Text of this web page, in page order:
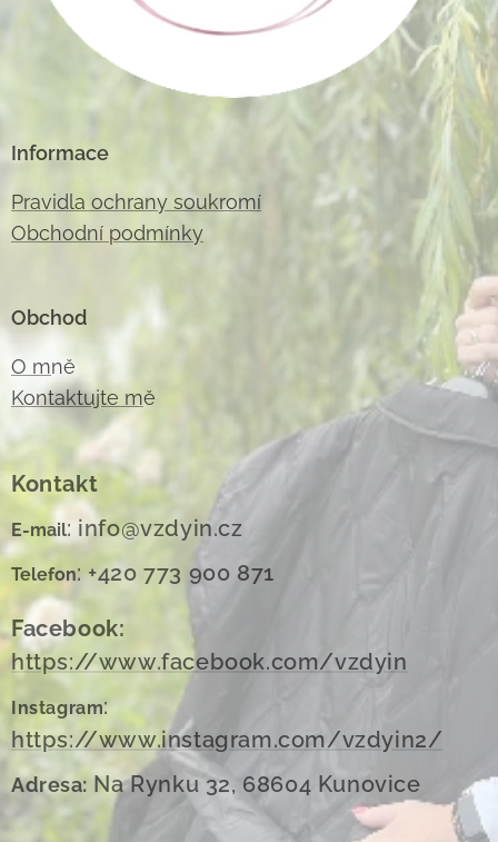
Informace
Pravidla ochrany soukromí
Obchodní podmínky
Obchod
O mně
Kontaktujte mě
Kontakt
E-mail: info@vzdyin.cz
Telefon: +420 773 900 871
Facebook:
https://www.facebook.com/vzdyin
Instagram:
https://www.instagram.com/vzdyin2/
Adresa: Na Rynku 32, 68604 Kunovice